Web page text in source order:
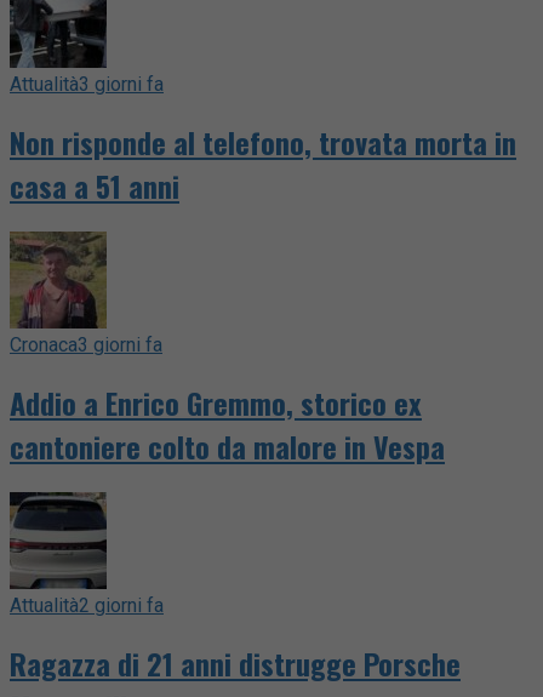
Attualità3 giorni fa
Non risponde al telefono, trovata morta in
casa a 51 anni
Cronaca3 giorni fa
Addio a Enrico Gremmo, storico ex
cantoniere colto da malore in Vespa
Attualità2 giorni fa
Ragazza di 21 anni distrugge Porsche